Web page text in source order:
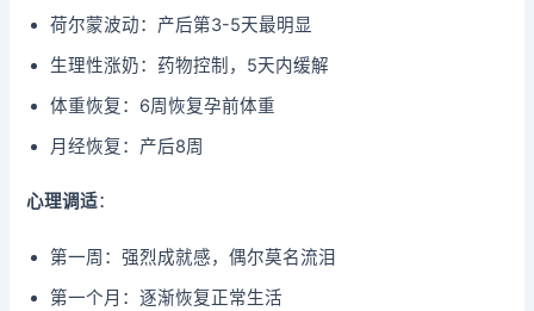
荷尔蒙波动：产后第3-5天最明显
生理性涨奶：药物控制，5天内缓解
体重恢复：6周恢复孕前体重
月经恢复：产后8周
心理调适：
第一周：强烈成就感，偶尔莫名流泪
第一个月：逐渐恢复正常生活